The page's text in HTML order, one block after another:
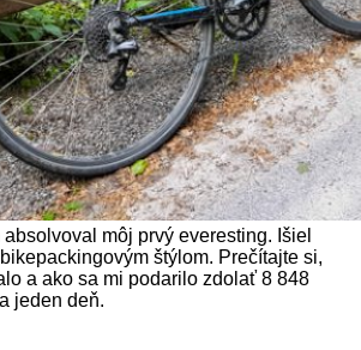
môj prvý everesting. Išiel
štýlom. Prečítajte si,
a ako sa mi podarilo zdolať 8 848
jeden deň.